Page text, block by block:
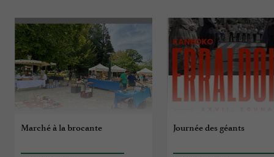
Marché à la brocante Journée des géants